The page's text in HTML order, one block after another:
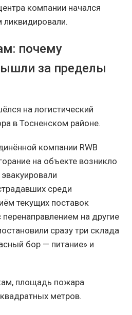
компании начался
почему
за пределы
на логистический
в Тосненском районе.
компании RWB
на объекте возникло
среди
текущих поставок
на другие
сразу три склада
бор — питание» и
площадь пожара
метров.